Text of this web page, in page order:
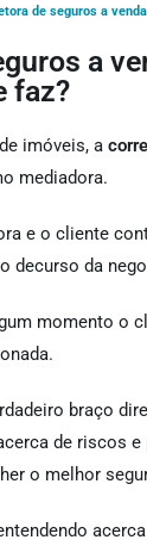
de seguros a venda
a
faz?
imóveis, a
mediadora.
e o cliente
decurso da
momento o
braço
de riscos
o melhor